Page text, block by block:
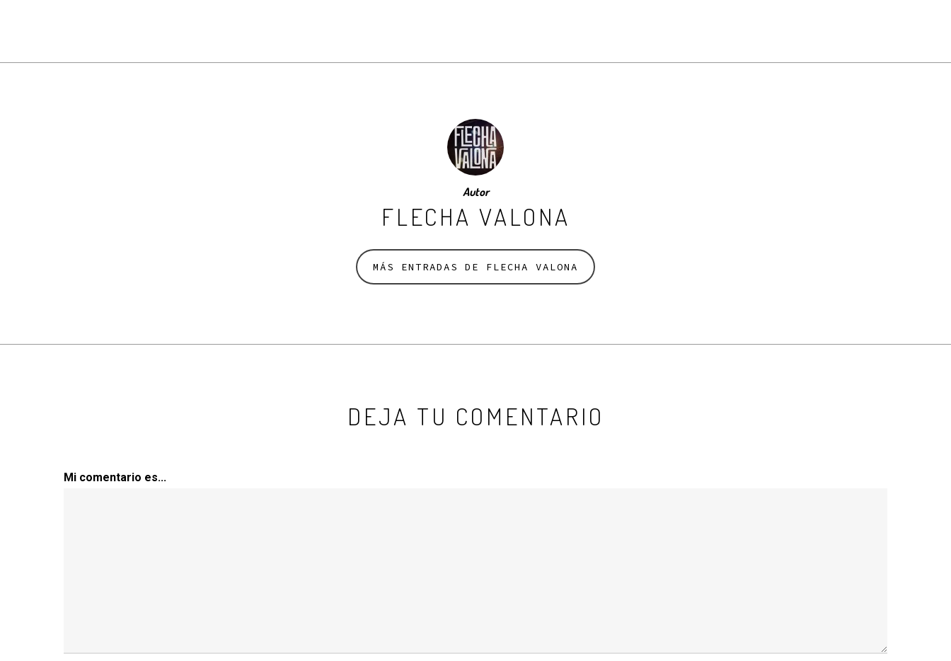
Autor
FLECHA VALONA
MÁS ENTRADAS DE FLECHA VALONA
DEJA TU COMENTARIO
Mi comentario es...